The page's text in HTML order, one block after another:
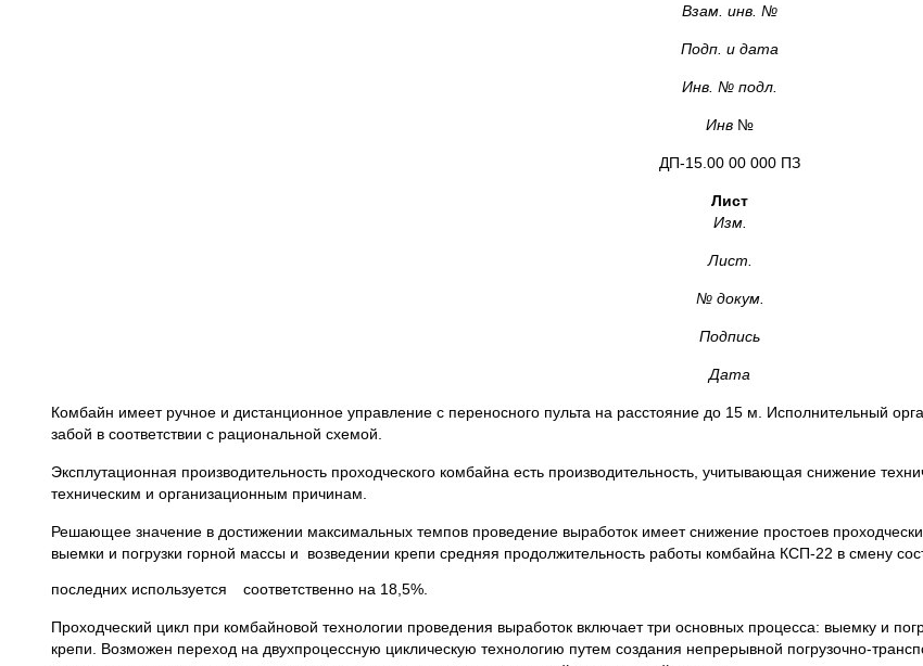
Взам. инв. №
Подп. и дата
Инв. № подл.
Инв №
ДП-15.00 00 000 ПЗ
Лист
Изм.
Лист.
№ докум.
Подпись
Дата
Комбайн имеет ручное и дистанционное управление с переносного пульта на расстояние до 15 м. Исполнительный
забой в соответствии с рациональной схемой.
Эксплутационная производительность проходческого комбайна есть производительность, учитывающая снижение
техническим и организационным причинам.
Решающее значение в достижении максимальных темпов проведение выработок имеет снижение простоев
выемки и погрузки горной массы и возведении крепи средняя продолжительность работы комбайна КСП-22 в смену
последних используется соответственно на 18,5%.
Проходческий цикл при комбайновой технологии проведения выработок включает три основных процесса: выемку и
крепи. Возможен переход на двухпроцессную циклическую технологию путем создания непрерывной погрузочно-